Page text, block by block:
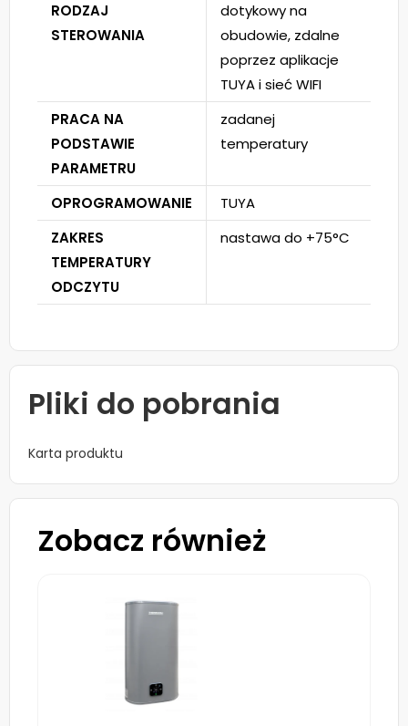
RODZAJ
STEROWANIA
dotykowy na
obudowie, zdalne
poprzez aplikacje
TUYA i sieć WIFI
PRACA NA
PODSTAWIE
PARAMETRU
zadanej
temperatury
OPROGRAMOWANIE
TUYA
ZAKRES
TEMPERATURY
ODCZYTU
nastawa do +75°C
Pliki do pobrania
Karta produktu
Zobacz również